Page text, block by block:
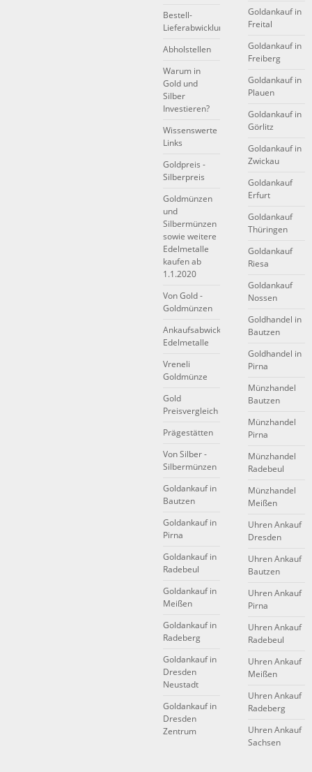
Bestell-
Lieferabwicklung
Abholstellen
Warum in
Gold und
Silber
Investieren?
Wissenswerte
Links
Goldpreis -
Silberpreis
Goldmünzen
und
Silbermünzen
sowie weitere
Edelmetalle
kaufen ab
1.1.2020
Von Gold -
Goldmünzen
Ankaufsabwicklung
Edelmetalle
Vreneli
Goldmünze
Gold
Preisvergleich
Prägestätten
Von Silber -
Silbermünzen
Goldankauf in
Bautzen
Goldankauf in
Pirna
Goldankauf in
Radebeul
Goldankauf in
Meißen
Goldankauf in
Radeberg
Goldankauf in
Dresden
Neustadt
Goldankauf in
Dresden
Zentrum
Goldankauf in
Freital
Goldankauf in
Freiberg
Goldankauf in
Plauen
Goldankauf in
Görlitz
Goldankauf in
Zwickau
Goldankauf
Erfurt
Goldankauf
Thüringen
Goldankauf
Riesa
Goldankauf
Nossen
Goldhandel in
Bautzen
Goldhandel in
Pirna
Münzhandel
Bautzen
Münzhandel
Pirna
Münzhandel
Radebeul
Münzhandel
Meißen
Uhren Ankauf
Dresden
Uhren Ankauf
Bautzen
Uhren Ankauf
Pirna
Uhren Ankauf
Radebeul
Uhren Ankauf
Meißen
Uhren Ankauf
Radeberg
Uhren Ankauf
Sachsen